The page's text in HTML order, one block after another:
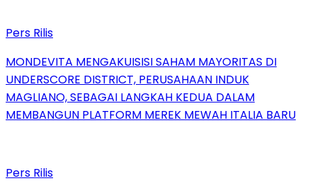
Pers Rilis
MONDEVITA MENGAKUISISI SAHAM MAYORITAS DI
UNDERSCORE DISTRICT, PERUSAHAAN INDUK
MAGLIANO, SEBAGAI LANGKAH KEDUA DALAM
MEMBANGUN PLATFORM MEREK MEWAH ITALIA BARU
Pers Rilis